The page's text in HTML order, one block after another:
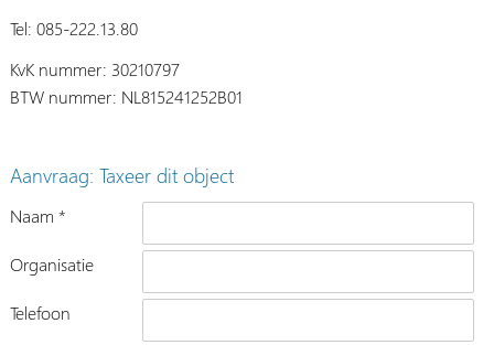
Tel: 085-222.13.80
KvK nummer: 30210797
BTW nummer: NL815241252B01
Aanvraag: Taxeer dit object
Naam *
Organisatie
Telefoon